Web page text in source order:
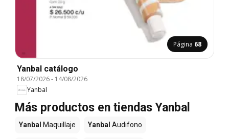
Página 68
Yanbal catálogo
18/07/2026- 14/08/2026
Yanbal
Más productos en tiendas Yanbal
Yanbal Maquillaje Yanbal Audifono